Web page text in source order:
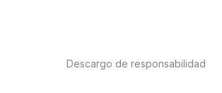
Descargo de responsabilidad